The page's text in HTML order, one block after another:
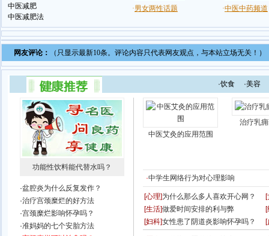
中医减肥
中医减肥法
网友评论： （只显示最新10条。评论内容只代表网友观点，与本站立场无关！